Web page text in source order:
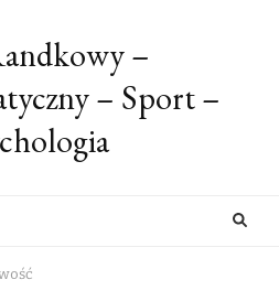
–
– Sport –